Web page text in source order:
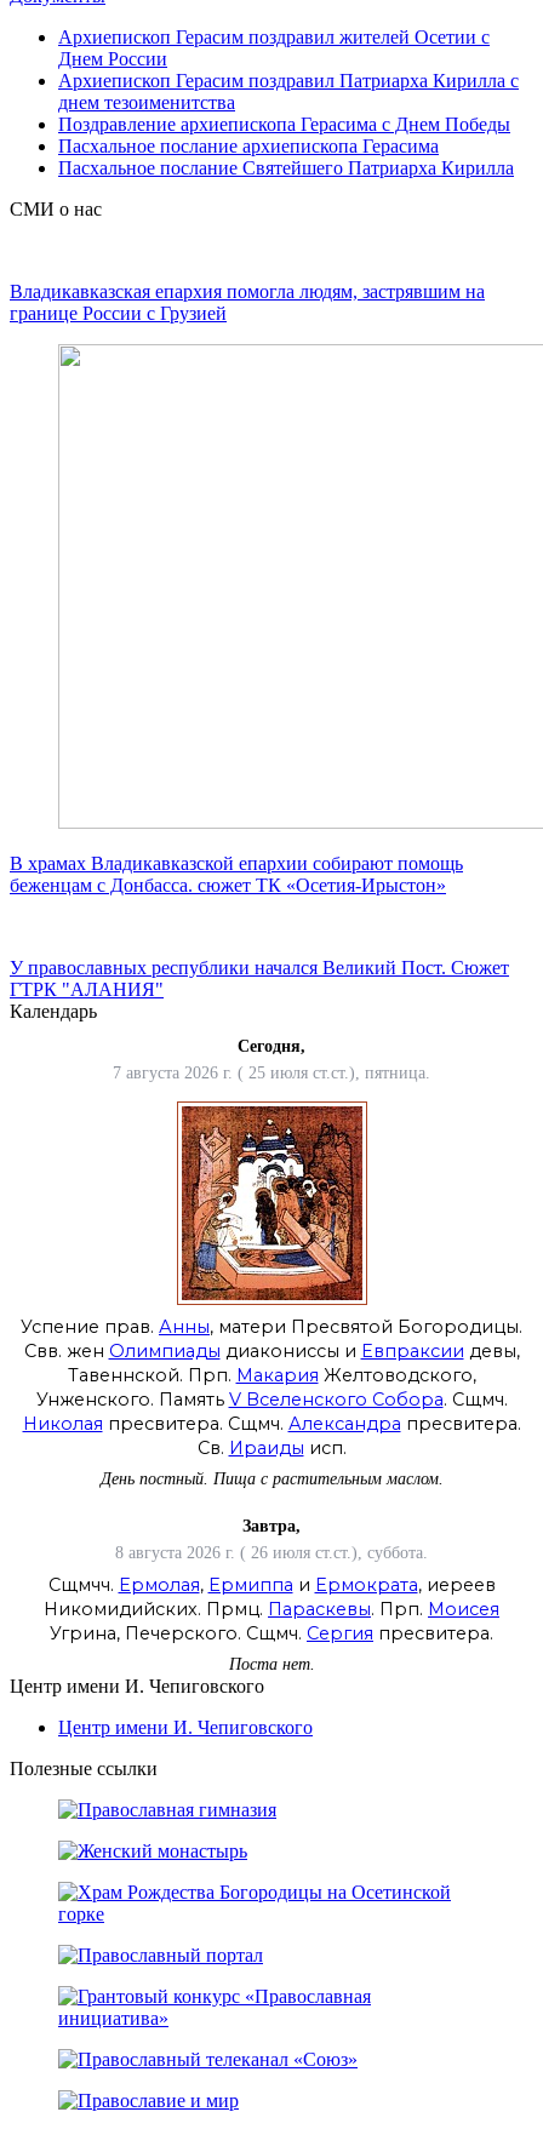
Архиепископ Герасим поздравил жителей Осетии с
Днем России
Архиепископ Герасим поздравил Патриарха Кирилла с
днем тезоименитства
Поздравление архиепископа Герасима с Днем Победы
Пасхальное послание архиепископа Герасима
Пасхальное послание Святейшего Патриарха Кирилла
СМИ о нас
Владикавказская епархия помогла людям, застрявшим на
границе России с Грузией
В храмах Владикавказской епархии собирают помощь
беженцам с Донбасса. сюжет ТК «Осетия-Ирыстон»
У православных республики начался Великий Пост. Сюжет
ГТРК "АЛАНИЯ"
Календарь
Сегодня,
7 августа 2026 г. ( 25 июля ст.ст.), пятница.
Успение прав. Анны, матери Пресвятой Богородицы.
Свв. жен Олимпиады диакониссы и Евпраксии девы,
Тавеннской. Прп. Макария Желтоводского,
Унженского. Память V Вселенского Собора. Сщмч.
Николая пресвитера. Сщмч. Александра пресвитера.
Св. Ираиды исп.
День постный. Пища с растительным маслом.
Завтра,
8 августа 2026 г. ( 26 июля ст.ст.), суббота.
Сщмчч. Ермолая, Ермиппа и Ермократа, иереев
Никомидийских. Прмц. Параскевы. Прп. Моисея
Угрина, Печерского. Сщмч. Сергия пресвитера.
Поста нет.
Центр имени И. Чепиговского
Центр имени И. Чепиговского
Полезные ссылки